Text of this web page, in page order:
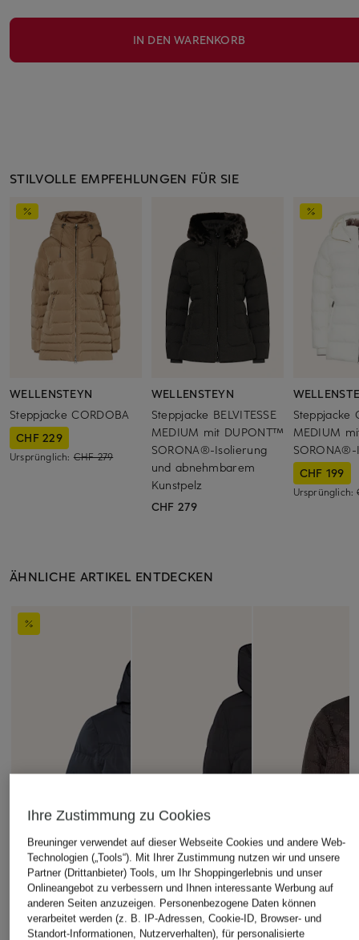
IN DEN WARENKORB
STILVOLLE EMPFEHLUNGEN FÜR SIE
WELLENSTEYN
Steppjacke CORDOBA
CHF 229
Ursprünglich: CHF 279
WELLENSTEYN
Steppjacke BELVITESSE
MEDIUM mit DUPONT™
SORONA®-Isolierung
und abnehmbarem
Kunstpelz
CHF 279
Steppjacke
MEDIUM
CHF 199
Ursprünglich:
ÄHNLICHE ARTIKEL ENTDECKEN
Ihre Zustimmung zu Cookies
Breuninger verwendet auf dieser Webseite Cookies und andere Web-
Technologien („Tools“). Mit Ihrer Zustimmung nutzen wir und unsere
Partner (Drittanbieter) Tools, um Ihr Shoppingerlebnis und unser
Onlineangebot zu verbessern und Ihnen interessante Werbung auf
anderen Seiten anzuzeigen. Personenbezogene Daten können
verarbeitet werden (z. B. IP-Adressen, Cookie-ID, Browser- und
Standort-Informationen, Nutzerverhalten), für personalisierte